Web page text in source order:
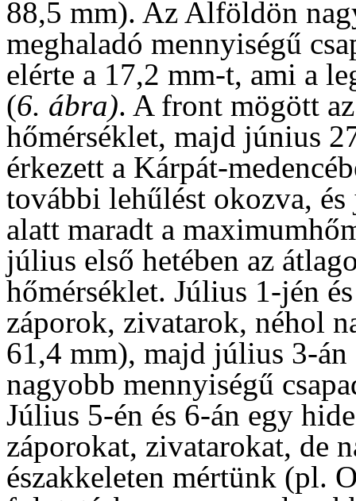
88,5 mm). Az Alföldön
meghaladó mennyiségű
elérte a 17,2 mm-t, ami a
(6. ábra). A front mögött
hőmérséklet, majd június
érkezett a Kárpát-
további lehűlést okozva,
alatt maradt a
július első hetében az
hőmérséklet. Július 1-jén
záporok, zivatarok, néhol
61,4 mm), majd július 3-án
nagyobb mennyiségű
Július 5-én és 6-án egy
záporokat, zivatarokat, de
északkeleten mértünk (pl.